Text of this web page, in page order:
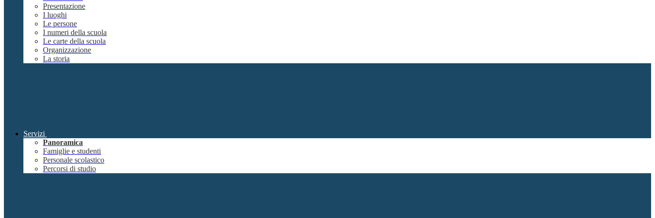
Presentazione
I luoghi
Le persone
I numeri della scuola
Le carte della scuola
Organizzazione
La storia
Servizi
Panoramica
Famiglie e studenti
Personale scolastico
Percorsi di studio